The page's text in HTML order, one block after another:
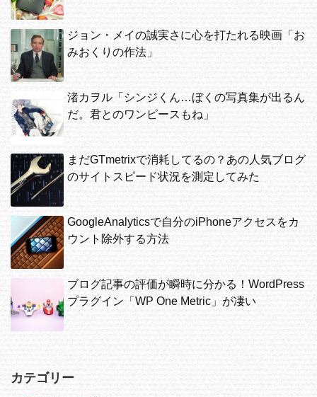
ジョン・メイの誠実さに心を打たれる映画「お
みおくりの作法」
渚カヲル「シンジくん…ぼくの写真集が出るん
だ。君とのワンピースもね」
まだGTmetrixで消耗してるの？あの人気ブログ
のサイトスピード状況を測定してみた
GoogleAnalyticsで自分のiPhoneアクセスをカ
ウント除外する方法
ブログ記事の評価が瞬時に分かる！WordPress
プラグイン「WP One Metric」が凄い
カテゴリー